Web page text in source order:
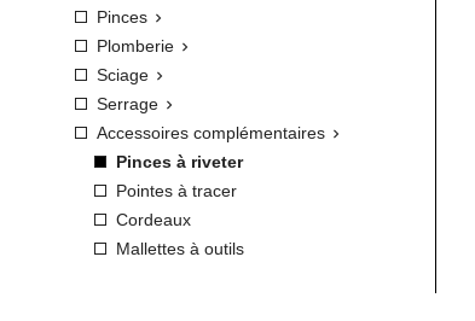
Pinces 
Plomberie 
Sciage 
Serrage 
Accessoires complémentaires 
Pinces à riveter
Pointes à tracer
Cordeaux
Mallettes à outils